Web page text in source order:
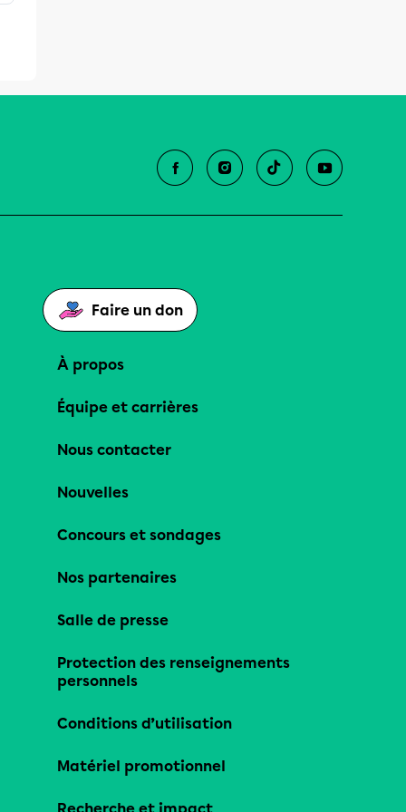
Faire un don
À propos
Équipe et carrières
Nous contacter
Nouvelles
Concours et sondages
Nos partenaires
Salle de presse
Protection des renseignements
personnels
Conditions d’utilisation
Matériel promotionnel